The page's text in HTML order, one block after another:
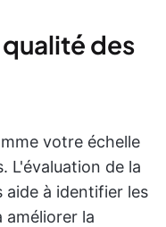
des
votre échelle
L'évaluation de la
aide à identifier les
améliorer la